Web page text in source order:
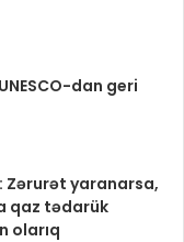
dan geri
Zərurət yaranarsa,
qaz tədarük
olarıq